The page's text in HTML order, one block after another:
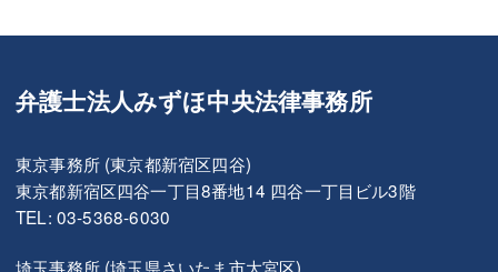
弁護士法人みずほ中央法律事務所
東京事務所 (東京都新宿区四谷)
東京都新宿区四谷一丁目8番地14 四谷一丁目ビル3階
TEL: 03-5368-6030
埼玉事務所 (埼玉県さいたま市大宮区)